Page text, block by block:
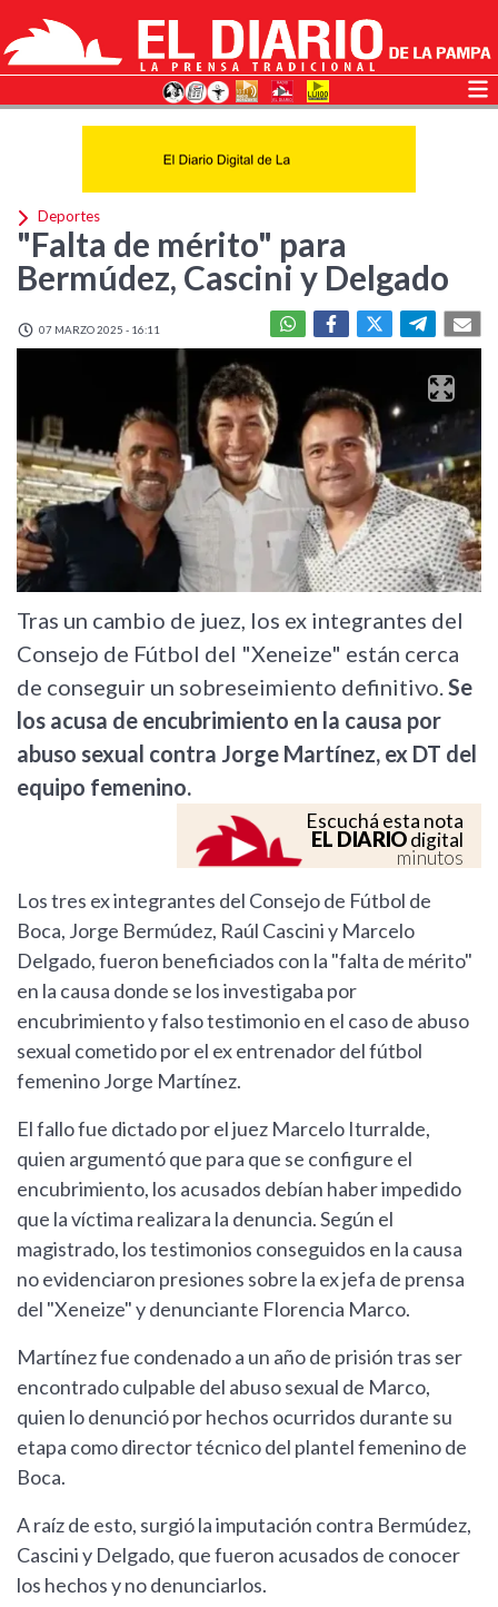
Deportes
"Falta de mérito" para
Bermúdez, Cascini y Delgado
07 MARZO 2025 - 16:11
Tras un cambio de juez, los ex integrantes del
Consejo de Fútbol del "Xeneize" están cerca
de conseguir un sobreseimiento definitivo.Se
los acusa de encubrimiento en la causa por
abuso sexual contra Jorge Martínez, ex DT del
equipo femenino.
Escuchá esta nota
EL DIARIOdigital
minutos
Los tres ex integrantes del Consejo de Fútbol de
Boca, Jorge Bermúdez, Raúl Cascini y Marcelo
Delgado, fueron beneficiados con la "falta de mérito"
en la causa donde se los investigaba por
encubrimiento y falso testimonio en el caso de abuso
sexual cometido por el ex entrenador del fútbol
femenino Jorge Martínez.
El fallo fue dictado por el juez Marcelo Iturralde,
quien argumentó que para que se configure el
encubrimiento, los acusados debían haber impedido
que la víctima realizara la denuncia. Según el
magistrado, los testimonios conseguidos en la causa
no evidenciaron presiones sobre la ex jefa de prensa
del "Xeneize" y denunciante Florencia Marco.
Martínez fue condenado a un año de prisión tras ser
encontrado culpable del abuso sexual de Marco,
quien lo denunció por hechos ocurridos durante su
etapa como director técnico del plantel femenino de
Boca.
A raíz de esto, surgió la imputación contra Bermúdez,
Cascini y Delgado, que fueron acusados de conocer
los hechos y no denunciarlos.